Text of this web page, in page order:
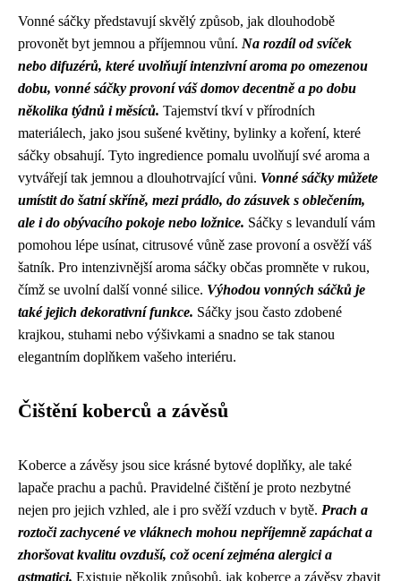
Vonné sáčky představují skvělý způsob, jak dlouhodobě
provonět byt jemnou a příjemnou vůní. Na rozdíl od svíček
nebo difuzérů, které uvolňují intenzivní aroma po omezenou
dobu, vonné sáčky provoní váš domov decentně a po dobu
několika týdnů i měsíců. Tajemství tkví v přírodních
materiálech, jako jsou sušené květiny, bylinky a koření, které
sáčky obsahují. Tyto ingredience pomalu uvolňují své aroma a
vytvářejí tak jemnou a dlouhotrvající vůni. Vonné sáčky můžete
umístit do šatní skříně, mezi prádlo, do zásuvek s oblečením,
ale i do obývacího pokoje nebo ložnice. Sáčky s levandulí vám
pomohou lépe usínat, citrusové vůně zase provoní a osvěží váš
šatník. Pro intenzivnější aroma sáčky občas promněte v rukou,
čímž se uvolní další vonné silice. Výhodou vonných sáčků je
také jejich dekorativní funkce. Sáčky jsou často zdobené
krajkou, stuhami nebo výšivkami a snadno se tak stanou
elegantním doplňkem vašeho interiéru.
Čištění koberců a závěsů
Koberce a závěsy jsou sice krásné bytové doplňky, ale také
lapače prachu a pachů. Pravidelné čištění je proto nezbytné
nejen pro jejich vzhled, ale i pro svěží vzduch v bytě. Prach a
roztoči zachycené ve vláknech mohou nepříjemně zapáchat a
zhoršovat kvalitu ovzduší, což ocení zejména alergici a
astmatici. Existuje několik způsobů, jak koberce a závěsy zbavit